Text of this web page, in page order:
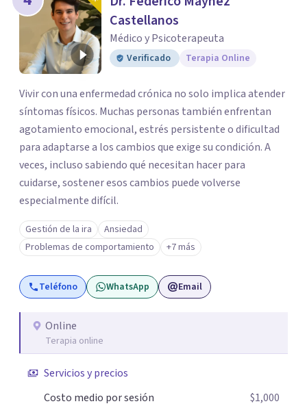
Castellanos
Médico y Psicoterapeuta
Verificado Terapia Online
Vivir con una enfermedad crónica no solo implica atender
síntomas físicos. Muchas personas también enfrentan
agotamiento emocional, estrés persistente o dificultad
para adaptarse a los cambios que exige su condición. A
veces, incluso sabiendo qué necesitan hacer para
cuidarse, sostener esos cambios puede volverse
especialmente difícil.
Gestión de la ira
Ansiedad
Problemas de comportamiento
+7 más
Teléfono WhatsApp Email
Online
Terapia online
Servicios y precios
Costo medio por sesión
$1,000